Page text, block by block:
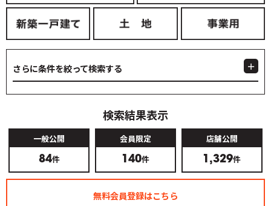
さらに条件を絞って検索する
検索結果表示
一般公開
84件
会員限定
140件
店舗公開
1,329件
無料会員登録はこちら